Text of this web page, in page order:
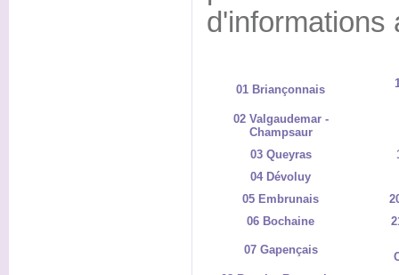
d'informations
01 Briançonnais
02 Valgaudemar -
Champsaur
03 Queyras
04 Dévoluy
05 Embrunais
06 Bochaine
07 Gapençais